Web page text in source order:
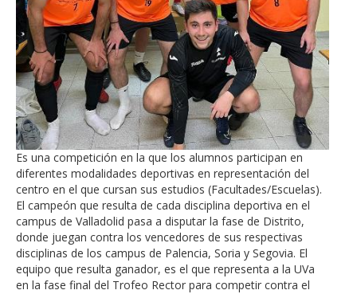
Es una competición en la que los alumnos participan en
diferentes modalidades deportivas en representación del
centro en el que cursan sus estudios (Facultades/Escuelas).
El campeón que resulta de cada disciplina deportiva en el
campus de Valladolid pasa a disputar la fase de Distrito,
donde juegan contra los vencedores de sus respectivas
disciplinas de los campus de Palencia, Soria y Segovia. El
equipo que resulta ganador, es el que representa a la UVa
en la fase final del Trofeo Rector para competir contra el